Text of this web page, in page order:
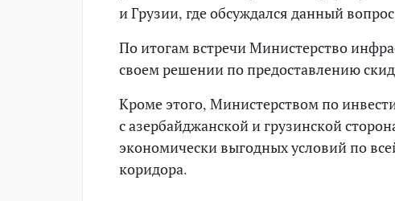
и Грузии, где обсуждался данный
По итогам встречи Министерство
своем решении по предоставлению
Кроме этого, Министерством по
с азербайджанской и грузинской
экономически выгодных условий по
коридора.